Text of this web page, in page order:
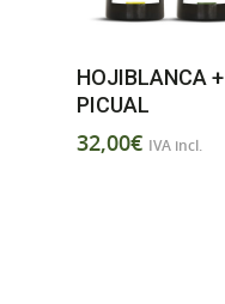
HOJIBLANCA +
PICUAL
32,00€ IVA incl.